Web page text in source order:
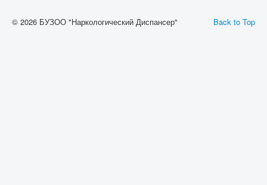
Back to Top
© 2026 БУЗОО "Наркологический Диспансер"